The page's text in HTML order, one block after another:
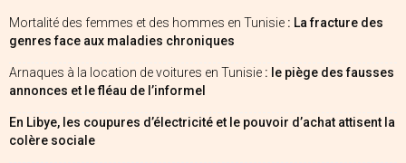
Mortalité des femmes et des hommes en Tunisie : La fracture des
genres face aux maladies chroniques
Arnaques à la location de voitures en Tunisie : le piège des fausses
annonces et le fléau de l’informel
En Libye, les coupures d’électricité et le pouvoir d’achat attisent la
colère sociale